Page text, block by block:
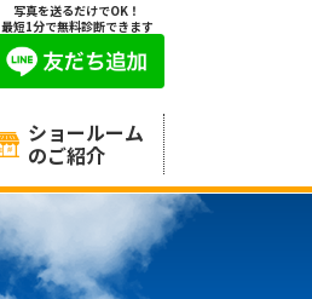
写真を送るだけでOK！
最短1分で無料診断できます
ショールーム
のご紹介